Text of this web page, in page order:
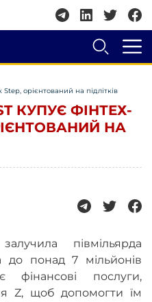
орієнтований на підлітків
КУПУЄ ФІНТЕХ-
НА
півмільярда
до понад 7 мільйонів
фінансові послуги,
Z, щоб допомогти їм